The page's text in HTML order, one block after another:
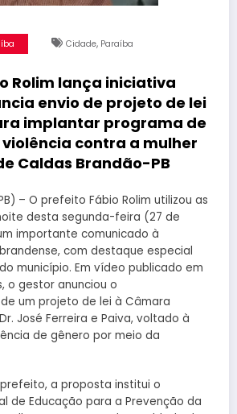
Cidade, Paraíba
Rolim lança iniciativa
envio de projeto de lei
implantar programa de
contra a mulher
Caldas Brandão-PB
– O prefeito Fábio Rolim utilizou as
desta segunda-feira (27 de
importante comunicado à
com destaque especial
município. Em vídeo publicado em
o gestor anunciou o
um projeto de lei à Câmara
José Ferreira e Paiva, voltado à
de gênero por meio da
a proposta institui o
de Educação para a Prevenção da